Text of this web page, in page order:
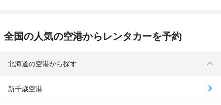
全国の人気の空港からレンタカーを予約
北海道の空港から探す
新千歳空港